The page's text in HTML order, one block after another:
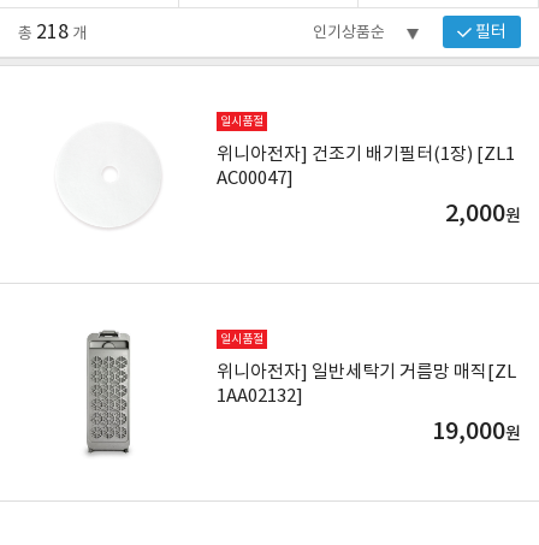
총 218 개 필터
일시품절
위니아전자] 건조기 배기필터(1장) [ZL1
AC00047]
2,000원
일시품절
위니아전자] 일반세탁기 거름망 매직[ZL
1AA02132]
19,000원